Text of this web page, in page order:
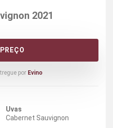
2021
por Evino
Uvas
Cabernet Sauvignon